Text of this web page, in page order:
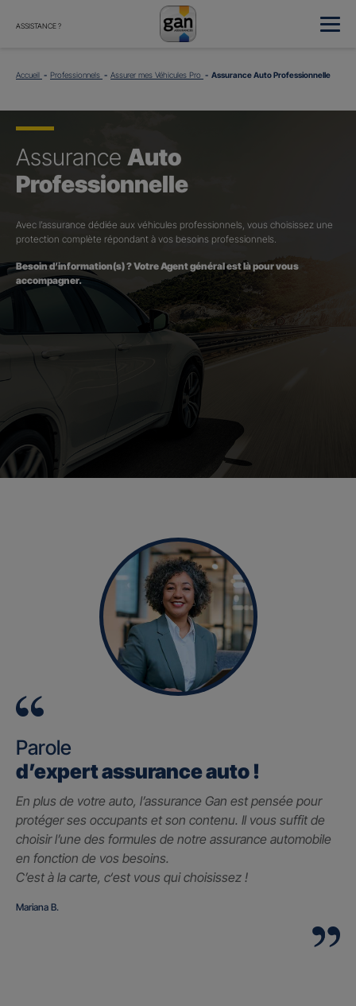
ASSISTANCE ?
Accueil Professionnels Assurer mes Véhicules Pro Assurance Auto Professionnelle
Assurance Auto
Professionnelle
Avec l’assurance dédiée aux véhicules professionnels, vous choisissez une
protection complète répondant à vos besoins professionnels.
Besoin d’information(s) ? Votre Agent général est là pour vous
accompagner.
Parole
d’expert assurance auto !
En plus de votre auto, l’assurance Gan est pensée pour
protéger ses occupants et son contenu. Il vous suffit de
choisir l’une des formules de notre assurance automobile
en fonction de vos besoins.
C’est à la carte, c‘est vous qui choisissez !
Mariana B.